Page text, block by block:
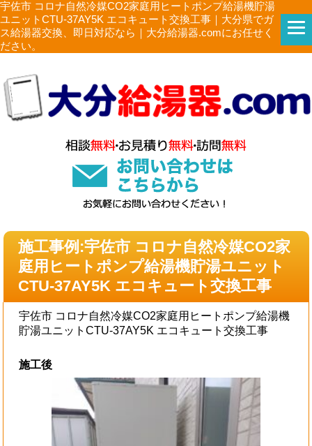
宇佐市 コロナ自然冷媒CO2家庭用ヒートポンプ給湯機貯湯
ユニットCTU-37AY5K エコキュート交換工事｜大分県でガ
ス給湯器交換、即日対応なら｜大分給湯器.comにお任せく
ださい。
施工事例:宇佐市 コロナ自然冷媒CO2家
庭用ヒートポンプ給湯機貯湯ユニット
CTU-37AY5K エコキュート交換工事
宇佐市 コロナ自然冷媒CO2家庭用ヒートポンプ給湯機
貯湯ユニットCTU-37AY5K エコキュート交換工事
施工後